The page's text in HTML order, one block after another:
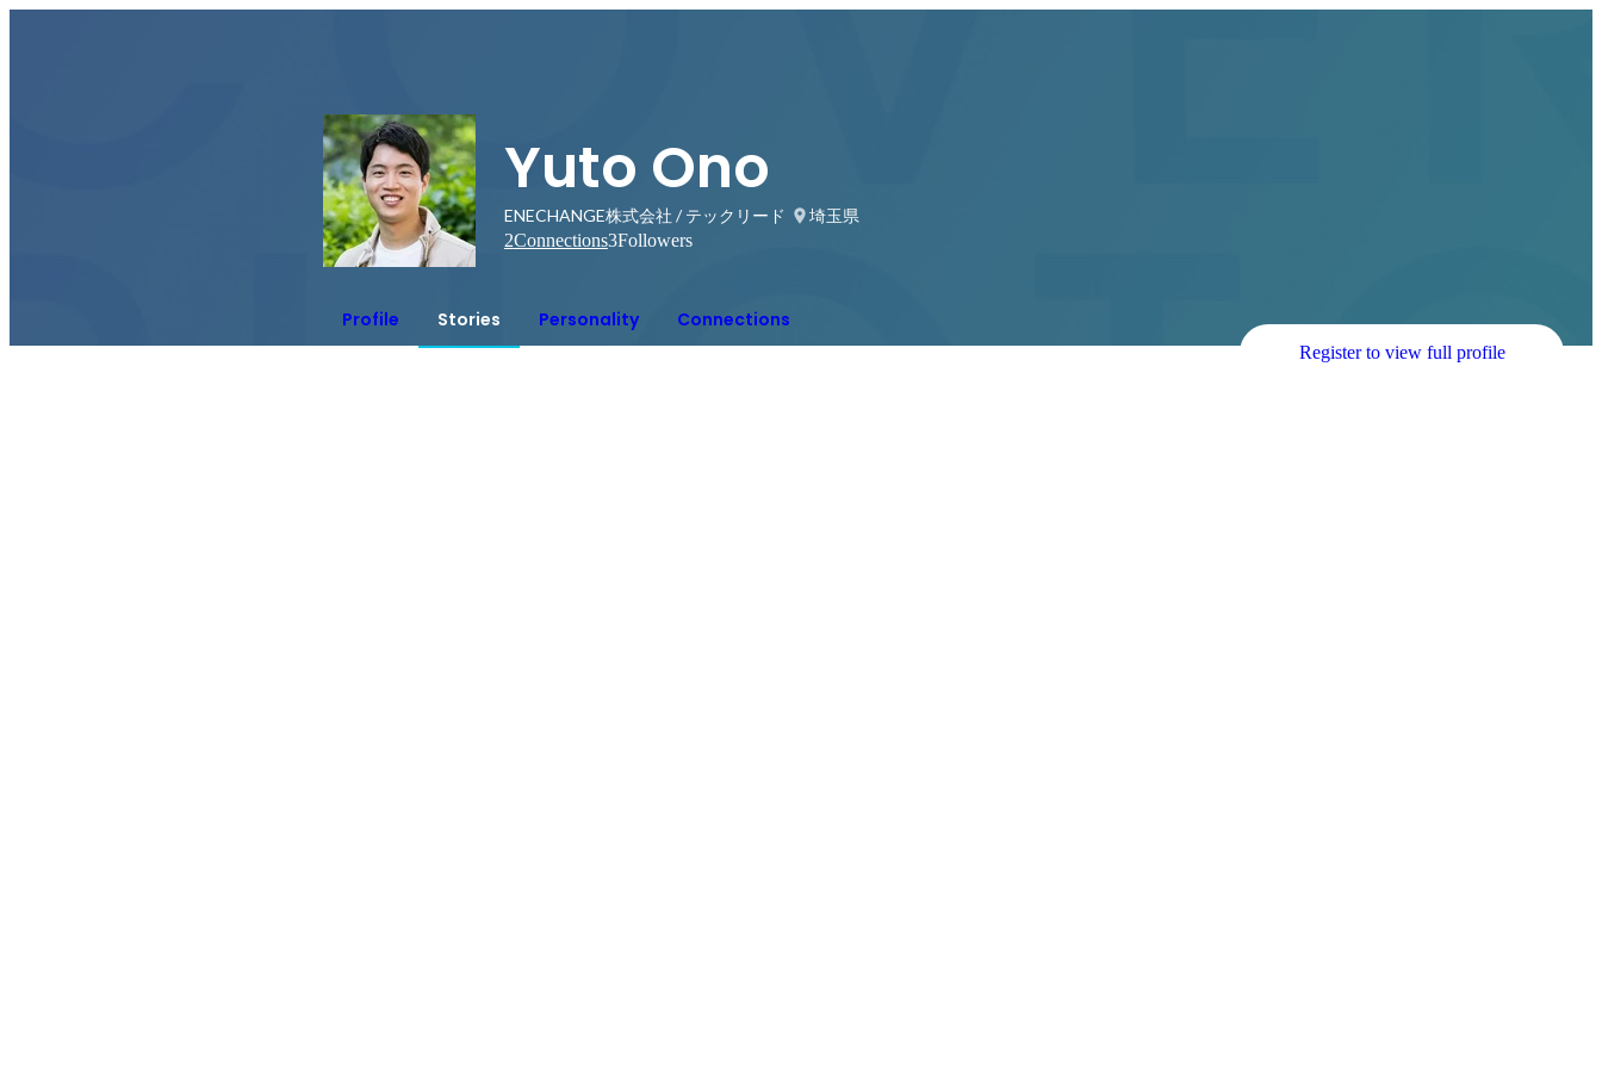
Yuto Ono
ENECHANGE株式会社 / テックリード
埼玉県
2Connections3Followers
Profile Stories Personality Connections
Register to view full profile